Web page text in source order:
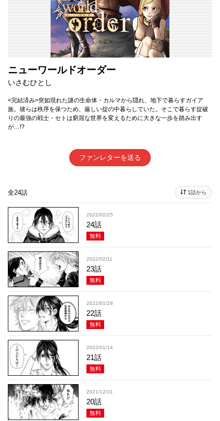
ニューワールドオーダー
いさむひとし
<完結済み>突如現れた謎の生命体・カルマから隠れ、地下で暮らすガイア
族。彼らは秩序を保つため、厳しい掟の中暮らしていた。そこで暮らす掟破
りの最強の戦士・セトは窮屈な世界を変えるために大きな一歩を踏み出す
が…!?
ファンレターを送る
全24話 1話から
2022/02/25
24話
無料
2022/02/11
23話
無料
2022/01/28
22話
無料
2022/01/14
21話
無料
2021/12/31
20話
無料